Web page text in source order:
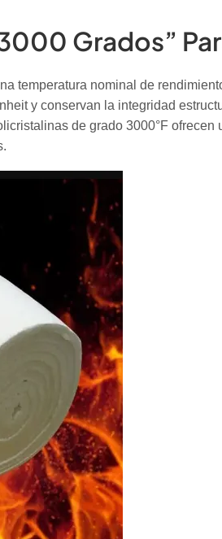
Grados”
temperatura nominal de
y conservan la integridad
de grado 3000°F